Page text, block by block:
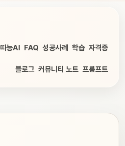
따능AI FAQ 성공사례 학습 자격증
블로그 커뮤니티 노트 프롬프트